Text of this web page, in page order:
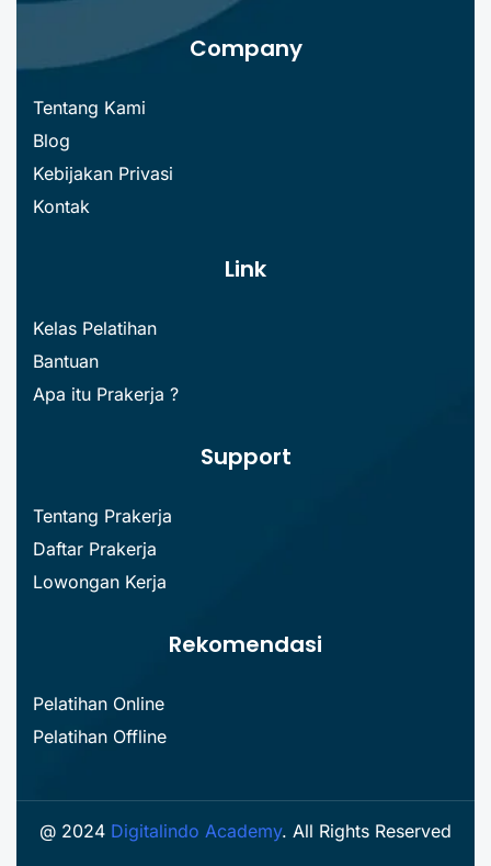
Company
Tentang Kami
Blog
Kebijakan Privasi
Kontak
Link
Kelas Pelatihan
Bantuan
Apa itu Prakerja ?
Support
Tentang Prakerja
Daftar Prakerja
Lowongan Kerja
Rekomendasi
Pelatihan Online
Pelatihan Offline
@ 2024 Digitalindo Academy. All Rights Reserved